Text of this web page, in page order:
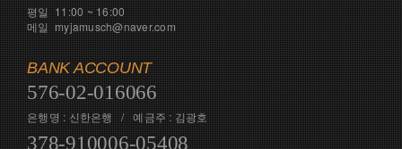
평일 11:00 ~ 16:00
메일 myjamusch@naver.com
BANK ACCOUNT
576-02-016066
은행명 : 신한은행 / 예금주 : 김광호
378-910006-05408